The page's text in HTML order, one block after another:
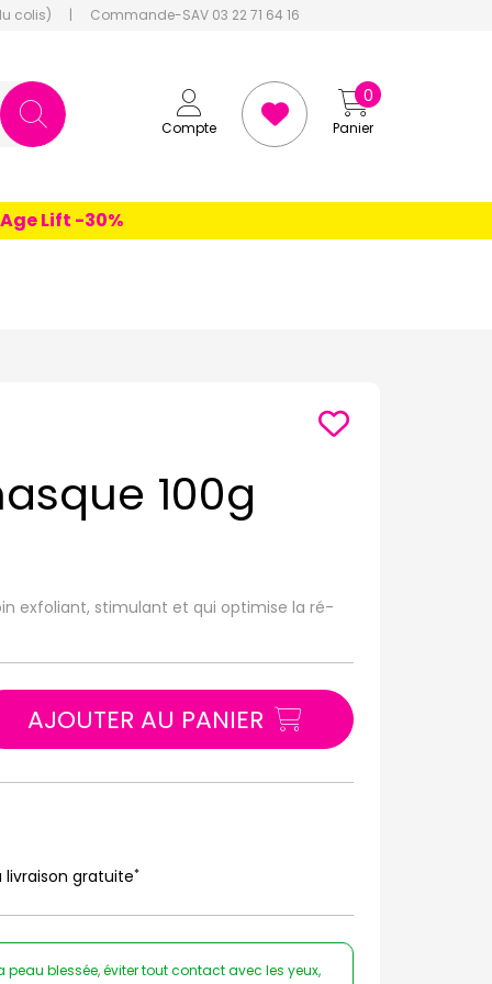
colis) | Commande-SAV 03 22 71 64 16
Compte Panier
0
Lift -30%
100g
exfoliant, stimulant et qui optimise la ré-
AJOUTER AU PANIER
gratuite*
blessée, éviter tout contact avec les yeux,